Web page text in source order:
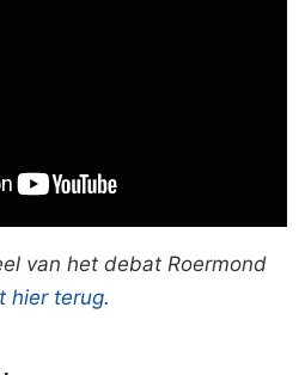
van het debat Roermond
hier terug.